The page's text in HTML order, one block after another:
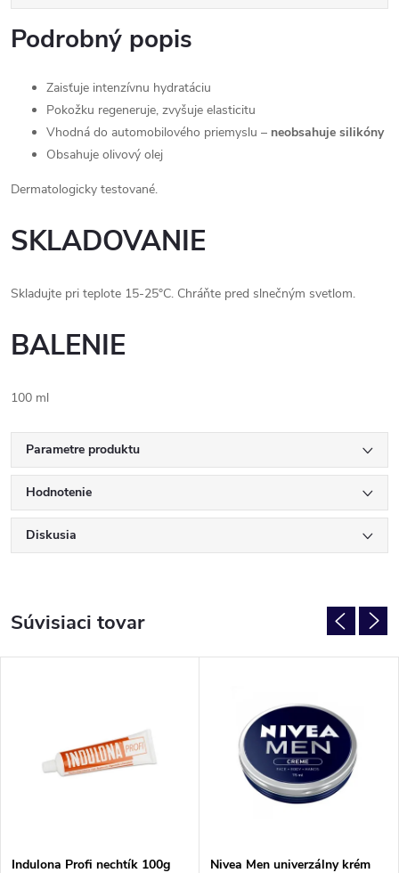
Podrobný popis
Zaisťuje intenzívnu hydratáciu
Pokožku regeneruje, zvyšuje elasticitu
Vhodná do automobilového priemyslu – neobsahuje silikóny
Obsahuje olivový olej
Dermatologicky testované.
SKLADOVANIE
Skladujte pri teplote 15-25°C. Chráňte pred slnečným svetlom.
BALENIE
100 ml
Parametre produktu
Hodnotenie
Diskusia
Súvisiaci tovar
Indulona Profi nechtík 100g Nivea Men univerzálny krém